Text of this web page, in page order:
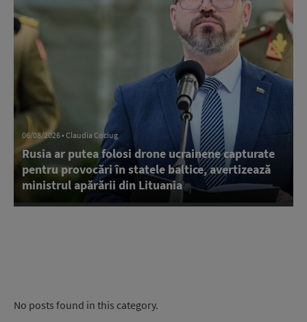
06/08/2026 • Claudia Cociug
Rusia ar putea folosi drone ucrainene capturate
pentru provocări în statele baltice, avertizează
ministrul apărării din Lituania
No posts found in this category.